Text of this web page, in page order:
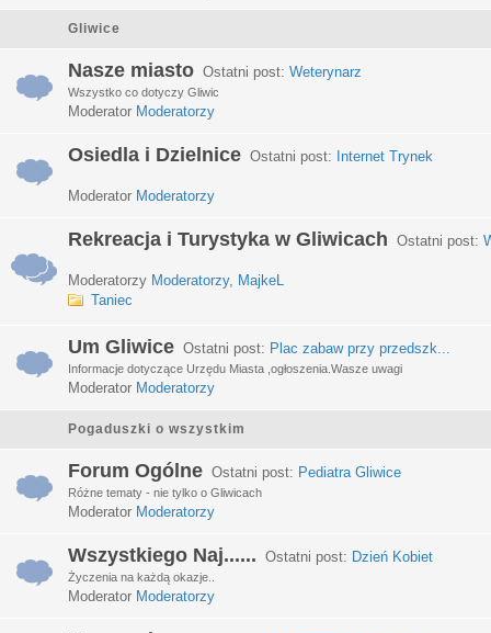
Gliwice
Nasze miasto Ostatni post: Weterynarz
Wszystko co dotyczy Gliwic
Moderator Moderatorzy
Osiedla i Dzielnice Ostatni post: Internet Trynek
Moderator Moderatorzy
Rekreacja i Turystyka w Gliwicach Ostatni post:
Moderatorzy Moderatorzy, MajkeL
Taniec
Um Gliwice Ostatni post: Plac zabaw przy przedszk...
Informacje dotyczące Urzędu Miasta ,ogłoszenia.Wasze uwagi
Moderator Moderatorzy
Pogaduszki o wszystkim
Forum Ogólne Ostatni post: Pediatra Gliwice
Różne tematy - nie tylko o Gliwicach
Moderator Moderatorzy
Wszystkiego Naj...... Ostatni post: Dzień Kobiet
Życzenia na każdą okazje..
Moderator Moderatorzy